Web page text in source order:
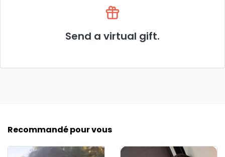
Send a virtual gift.
Recommandé pour vous